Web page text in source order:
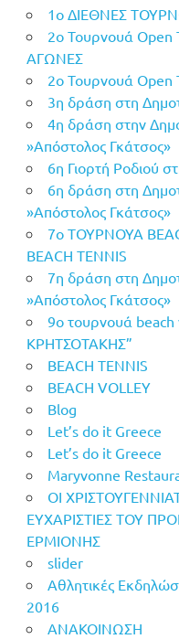
1ο ΔΙΕΘΝΕΣ
2ο Τουρνουά Open
ΑΓΩΝΕΣ
2ο Τουρνουά Open
3η δράση στη
4η δράση στην
»Απόστολος Γκάτσος»
6η Γιορτή Ροδιού
6η δράση στη
»Απόστολος Γκάτσος»
7o ΤΟΥΡΝΟΥΑ
BEACH TENNIS
7η δράση στη
»Απόστολος Γκάτσος»
9ο τουρνουά
ΚΡΗΤΣΟΤΑΚΗΣ”
BEACH TENNIS
BEACH VOLLEY
Blog
Let’s do it Greece
Let’s do it Greece
Maryvonne
OI
ΕΥΧΑΡΙΣΤΙΕΣ ΤΟΥ
ΕΡΜΙΟΝΗΣ
slider
Αθλητικές
2016
ΑΝΑΚΟΙΝΩΣΗ